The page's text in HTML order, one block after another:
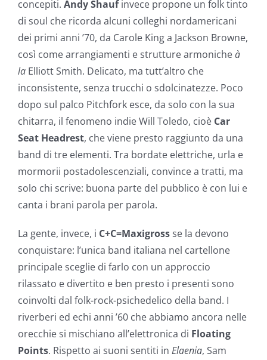
concepiti. Andy Shaufinvece propone un folk tinto
di soul che ricorda alcuni colleghi nordamericani
dei primi anni ’70, da Carole King a Jackson Browne,
così come arrangiamenti e strutture armonicheà
la Elliott Smith. Delicato, ma tutt’altro che
inconsistente, senza trucchi o sdolcinatezze. Poco
dopo sul palco Pitchfork esce, da solo con la sua
chitarra, il fenomeno indie Will Toledo, cioè Car
Seat Headrest, che viene presto raggiunto da una
band di tre elementi. Tra bordate elettriche, urla e
mormorii postadolescenziali, convince a tratti, ma
solo chi scrive: buona parte del pubblico è con lui e
canta i brani parola per parola.
La gente, invece, i C+C=Maxigrossse la devono
conquistare: l’unica band italiana nel cartellone
principale sceglie di farlo con un approccio
rilassato e divertito e ben presto i presenti sono
coinvolti dal folk-rock-psichedelico della band. I
riverberi ed echi anni ’60 che abbiamo ancora nelle
orecchie si mischiano all’elettronica di Floating
Points. Rispetto ai suoni sentiti in Elaenia, Sam